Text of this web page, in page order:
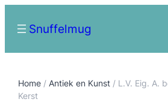
Snuffelmug
Home / Antiek en Kunst / L.V. Eig. A.
Kerst